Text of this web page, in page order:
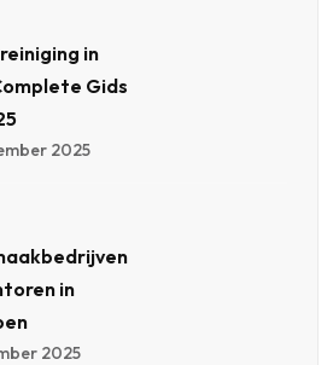
in
Gids
2025
in
2025